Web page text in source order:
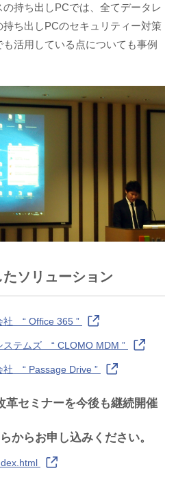
持ち出しPCでは、全てデータレ
ち出しPCのセキュリティー対策
活用している点についても事例
ソリューション
社 “ Office 365 ”
ステムズ “ CLOMO MDM ”
社 “ Passage Drive ”
革セミナーを今後も継続開催
からお申し込みください。